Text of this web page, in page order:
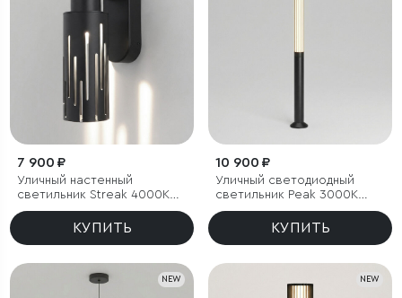
7 900 ₽
Уличный настенный
светильник Streak 4000K
IP65
КУПИТЬ
10 900 ₽
Уличный светодиодный
светильник Peak 3000K
черный IP54
КУПИТЬ
NEW NEW